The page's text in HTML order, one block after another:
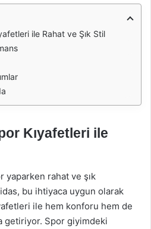
ile Rahat ve Şık Stil
Kıyafetleri ile
yaparken rahat ve şık
bu ihtiyaca uygun olarak
ile hem konforu hem de
getiriyor. Spor giyimdeki